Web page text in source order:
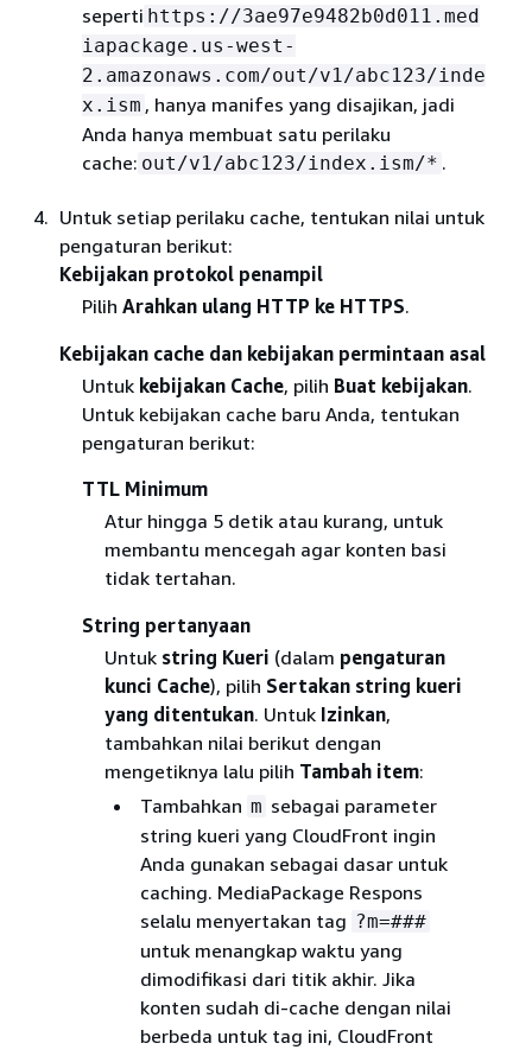
seperti https://3ae97e9482b0d011.med
iapackage.us-west-
2.amazonaws.com/out/v1/abc123/inde
x.ism , hanya manifes yang disajikan, jadi
Anda hanya membuat satu perilaku
cache: out/v1/abc123/index.ism/* .
Untuk setiap perilaku cache, tentukan nilai untuk
pengaturan berikut:
Kebijakan protokol penampil
Pilih Arahkan ulang HTTP ke HTTPS.
Kebijakan cache dan kebijakan permintaan asal
Untuk kebijakan Cache, pilih Buat kebijakan.
Untuk kebijakan cache baru Anda, tentukan
pengaturan berikut:
TTL Minimum
Atur hingga 5 detik atau kurang, untuk
membantu mencegah agar konten basi
tidak tertahan.
String pertanyaan
Untuk string Kueri (dalam pengaturan
kunci Cache), pilih Sertakan string kueri
yang ditentukan. Untuk Izinkan,
tambahkan nilai berikut dengan
mengetiknya lalu pilih Tambah item:
Tambahkan m sebagai parameter
string kueri yang CloudFront ingin
Anda gunakan sebagai dasar untuk
caching. MediaPackage Respons
selalu menyertakan tag ?m=###
untuk menangkap waktu yang
dimodifikasi dari titik akhir. Jika
konten sudah di-cache dengan nilai
berbeda untuk tag ini, CloudFront